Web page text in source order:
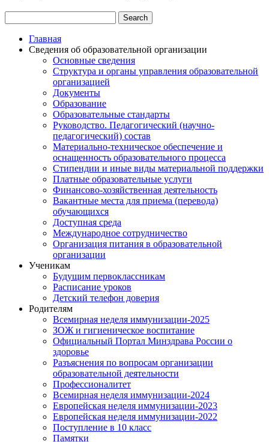
Главная
Сведения об образовательной организации
Основные сведения
Структура и органы управления образовательной
организацией
Документы
Образование
Образовательные стандарты
Руководство. Педагогический (научно-
педагогический) состав
Материально-техническое обеспечение и
оснащенность образовательного процесса
Стипендии и иные виды материальной поддержки
Платные образовательные услуги
Финансово-хозяйственная деятельность
Вакантные места для приема (перевода)
обучающихся
Доступная среда
Международное сотрудничество
Организация питания в образовательной
организации
Ученикам
Будущим первоклассникам
Расписание уроков
Детский телефон доверия
Родителям
Всемирная неделя иммунизации-2025
ЗОЖ и гигиеническое воспитание
Официальный Портал Минздрава России о
здоровье
Разъяснения по вопросам организации
образовательной деятельности
Профессионалитет
Всемирная неделя иммунизации-2024
Европейская неделя иммунизации-2023
Европейская неделя иммунизации-2022
Поступление в 10 класс
Памятки